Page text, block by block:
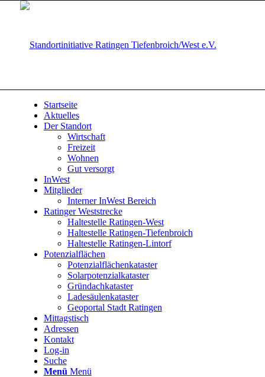
Startseite
Aktuelles
Der Standort
Wirtschaft
Freizeit
Wohnen
Gut versorgt
InWest
Mitglieder
Interner InWest Bereich
Ratinger Weststrecke
Haltestelle Ratingen-West
Haltestelle Ratingen-Tiefenbroich
Haltestelle Ratingen-Lintorf
Potenzialflächen
Potenzialflächenkataster
Solarpotenzialkataster
Gründachkataster
Ladesäulenkataster
Geoportal Stadt Ratingen
Mittagstisch
Adressen
Kontakt
Log-in
Suche
Menü Menü